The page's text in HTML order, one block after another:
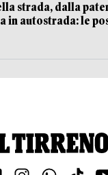
strada, dalla
in autostrada: le